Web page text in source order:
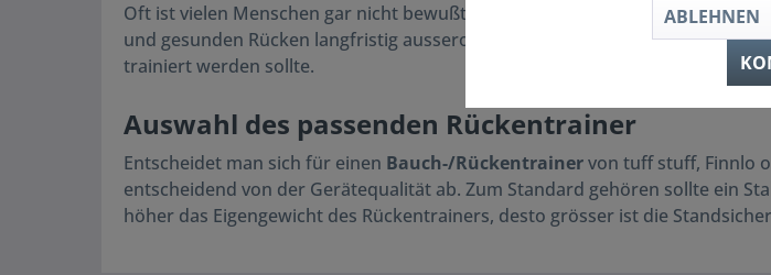
Oft ist vielen Menschen gar nicht bewußt, dass die Bauchmuskulatur eine
und gesunden Rücken langfristig ausserordentlich wichtig ist. Daraus
trainiert werden sollte.
Auswahl des passenden Rückentrainer
Entscheidet man sich für einen Bauch-/Rückentrainervon tuff stuff, Finnlo
entscheidend von der Gerätequalität ab. Zum Standard gehören sollte ein
höher das Eigengewicht des Rückentrainers, desto grösser ist die
ABLEHNEN